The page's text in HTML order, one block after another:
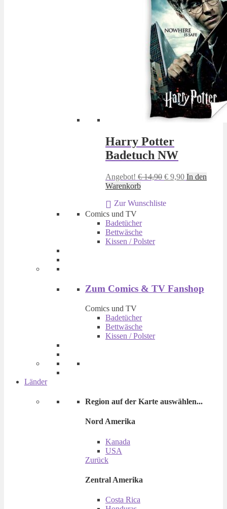
Harry Potter
Badetuch NW
Angebot! €14,90 Ursprünglicher
€ 14,90
€ 9,90Aktueller
In den
Warenkorb
Zur Wunschliste
Comics und TV
Badetücher
Bettwäsche
Kissen / Polster
Zum Comics & TV Fanshop
Comics und TV
Badetücher
Bettwäsche
Kissen / Polster
Länder
Region auf der Karte auswählen...
Nord Amerika
Kanada
USA
Zurück
Zentral Amerika
Costa Rica